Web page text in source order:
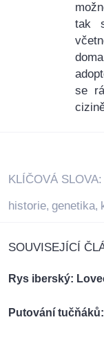
tak
se
KLÍČOVÁ SLOVA:
historie, genetika,
SOUVISEJÍCÍ
Rys iberský:
Putování